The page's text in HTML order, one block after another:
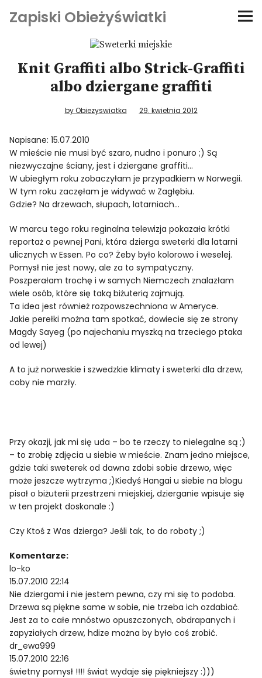
Zapiski Obieżyświatki
Kultura i sztuka
Kątem oka
O-fiszki
Niezwyczajne ściany
Dom na kółkach
Knit Graffiti albo Strick-Graffiti
albo dziergane graffiti
by Obiezyswiatka 29. kwietnia 2012
Napisane: 15.07.2010
W mieście nie musi być szaro, nudno i ponuro ;) Są
niezwyczajne ściany, jest i dziergane graffiti…
W ubiegłym roku zobaczyłam je przypadkiem w Norwegii.
W tym roku zaczęłam je widywać w Zagłębiu.
Gdzie? Na drzewach, słupach, latarniach…
W marcu tego roku reginalna telewizja pokazała krótki
reportaż o pewnej Pani, która dzierga sweterki dla latarni
ulicznych w Essen. Po co? Żeby było kolorowo i weselej.
Pomysł nie jest nowy, ale za to sympatyczny.
Poszperałam trochę i w samych Niemczech znalazłam
wiele osób, które się taką biżuterią zajmują.
Ta idea jest również rozpowszechniona w Ameryce.
Jakie perełki można tam spotkać, dowiecie się ze strony
Magdy Sayeg (po najechaniu myszką na trzeciego ptaka
od lewej)
A to już norweskie i szwedzkie klimaty i sweterki dla drzew,
coby nie marzły.
Przy okazji, jak mi się uda – bo te rzeczy to nielegalne są ;)
– to zrobię zdjęcia u siebie w mieście. Znam jedno miejsce,
gdzie taki sweterek od dawna zdobi sobie drzewo, więc
może jeszcze wytrzyma ;)Kiedyś Hangai u siebie na blogu
pisał o biżuterii przestrzeni miejskiej, dzierganie wpisuje się
w ten projekt doskonale :)
Czy Ktoś z Was dzierga? Jeśli tak, to do roboty ;)
Komentarze:
lo-ko
15.07.2010 22:14
Nie dziergami i nie jestem pewna, czy mi się to podoba.
Drzewa są piękne same w sobie, nie trzeba ich ozdabiać.
Jest za to całe mnóstwo opuszczonych, obdrapanych i
zapyziałych drzew, hdize można by było coś zrobić.
dr_ewa999
15.07.2010 22:16
świetny pomysł !!!! świat wydaje się piękniejszy :)))